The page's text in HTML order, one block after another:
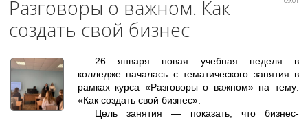
Разговоры о важном. Как
создать свой бизнес
26 января новая учебная неделя в
колледже началась с тематического занятия в
рамках курса «Разговоры о важном» на тему:
«Как создать свой бизнес».
Цель занятия — показать, что бизнес-